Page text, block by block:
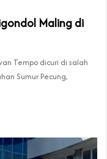
Maling di
Tempo dicuri di salah
Sumur Pecung,